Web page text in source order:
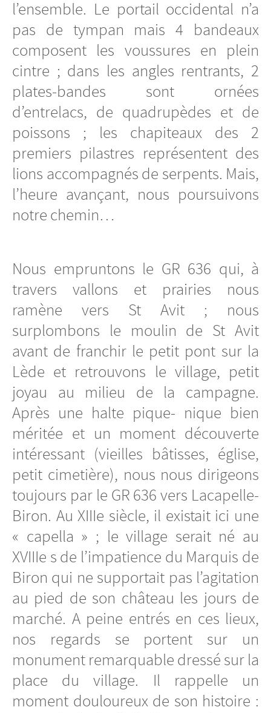
l’ensemble. Le portail occidental n’a
pas de tympan mais 4 bandeaux
composent les voussures en plein
cintre ; dans les angles rentrants, 2
plates-bandes sont ornées
d’entrelacs, de quadrupèdes et de
poissons ; les chapiteaux des 2
premiers pilastres représentent des
lions accompagnés de serpents. Mais,
l’heure avançant, nous poursuivons
notre chemin…
Nous empruntons le GR 636 qui, à
travers vallons et prairies nous
ramène vers St Avit ; nous
surplombons le moulin de St Avit
avant de franchir le petit pont sur la
Lède et retrouvons le village, petit
joyau au milieu de la campagne.
Après une halte pique- nique bien
méritée et un moment découverte
intéressant (vieilles bâtisses, église,
petit cimetière), nous nous dirigeons
toujours par le GR 636 vers Lacapelle-
Biron. Au XIIIe siècle, il existait ici une
« capella » ; le village serait né au
XVIIIe s de l’impatience du Marquis de
Biron qui ne supportait pas l’agitation
au pied de son château les jours de
marché. A peine entrés en ces lieux,
nos regards se portent sur un
monument remarquable dressé sur la
place du village. Il rappelle un
moment douloureux de son histoire :